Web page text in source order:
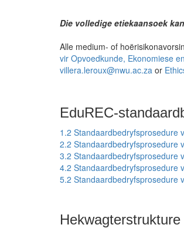
Die volledige etiekaansoek
Alle medium- of
vir Opvoedkunde, Ekonomiese
villera.leroux@nwu.ac.za or
EduREC-
1.2 Standaardbedryfsprosedure
2.2 Standaardbedryfsprosedure
3.2 Standaardbedryfsprosedure
4.2 Standaardbedryfsprosedure
5.2 Standaardbedryfsprosedure
Hekwagterstrukture